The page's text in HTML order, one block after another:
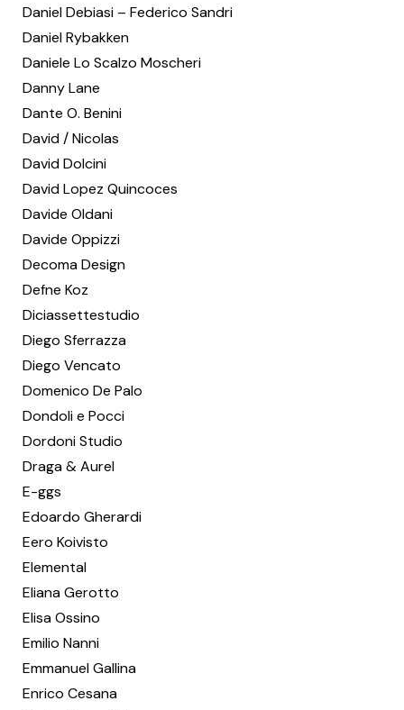
Daniel Debiasi – Federico Sandri
Daniel Rybakken
Daniele Lo Scalzo Moscheri
Danny Lane
Dante O. Benini
David / Nicolas
David Dolcini
David Lopez Quincoces
Davide Oldani
Davide Oppizzi
Decoma Design
Defne Koz
Diciassettestudio
Diego Sferrazza
Diego Vencato
Domenico De Palo
Dondoli e Pocci
Dordoni Studio
Draga & Aurel
E-ggs
Edoardo Gherardi
Eero Koivisto
Elemental
Eliana Gerotto
Elisa Ossino
Emilio Nanni
Emmanuel Gallina
Enrico Cesana